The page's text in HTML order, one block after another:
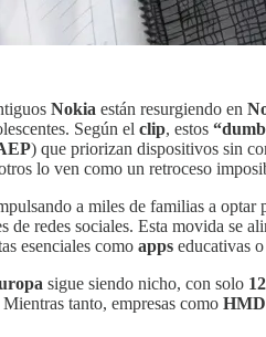
Nokia están resurgiendo en
Según el clip, estos
) que priorizan dispositivos sin
lo ven como un retroceso
a miles de familias a optar
de redes sociales. Esta movida se
esenciales como apps educativas
sigue siendo nicho, con solo
tanto, empresas como